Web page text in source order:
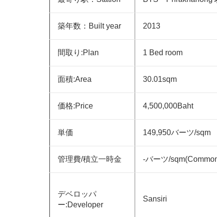
築年数：Built year 2013
間取り:Plan 1 Bed room
面積:Area 30.01sqm
価格:Price 4,500,000Baht
単価 149,950バーツ/sqm
管理費/積立一時金 -バーツ/
デベロッパ
ー:Developer
Sansiri